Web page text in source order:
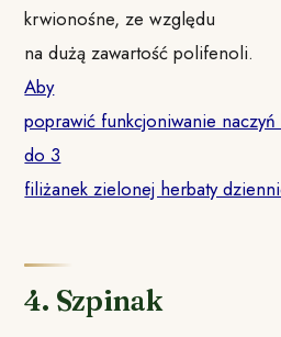
krwionośne, ze względu
na dużą zawartość polifenoli.
Aby
poprawić funkcjoniwanie
do 3
filiżanek zielonej herbaty
4. Szpinak